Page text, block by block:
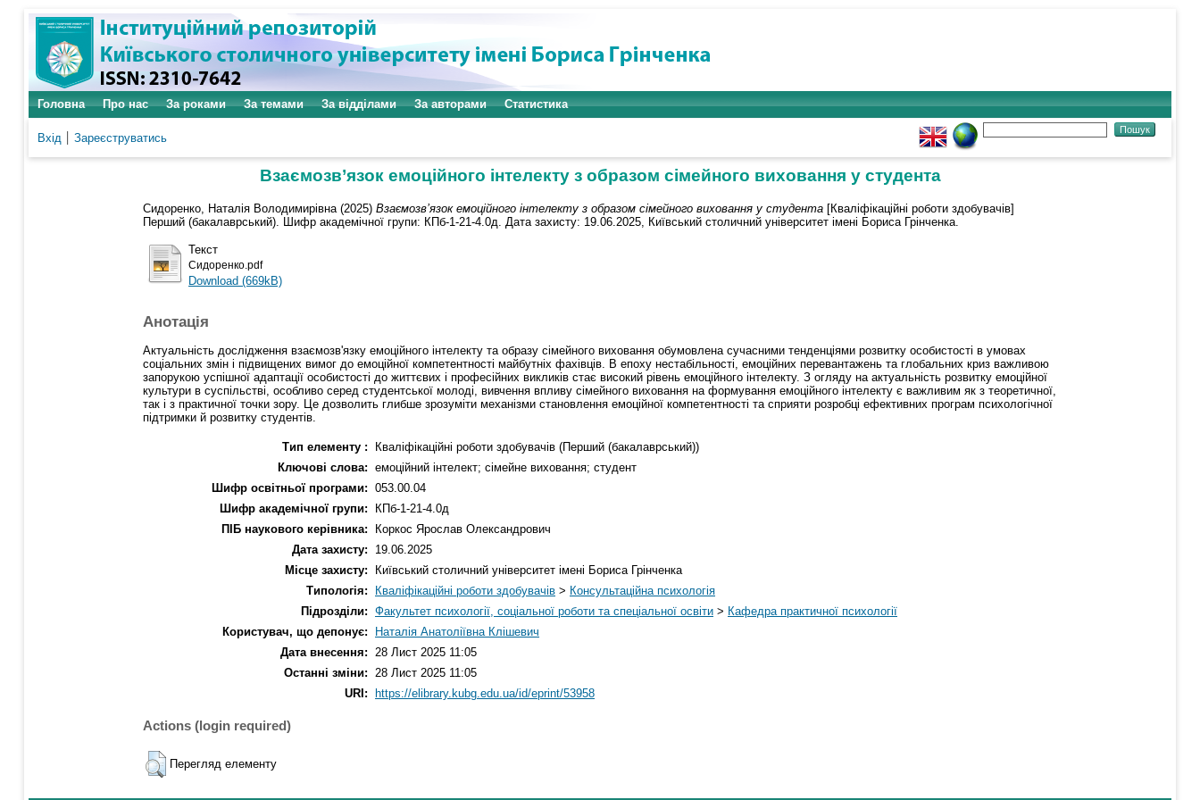
Головна Про нас За роками За темами За відділами За авторами Статистика
Вхід Зареєструватись
Взаємозв’язок емоційного інтелекту з образом сімейного виховання у студента
Сидоренко, Наталія Володимирівна (2025) Взаємозв’язок емоційного інтелекту з образом сімейного виховання у студента [Кваліфікаційні роботи здобувачів]
Перший (бакалаврський). Шифр академічної групи: КПб-1-21-4.0д. Дата захисту: 19.06.2025, Київський столичний університет імені Бориса Грінченка.
Текст
Сидоренко.pdf
Download (669kB)
Анотація
Актуальність дослідження взаємозв'язку емоційного інтелекту та образу сімейного виховання обумовлена сучасними тенденціями розвитку особистості в умовах
соціальних змін і підвищених вимог до емоційної компетентності майбутніх фахівців. В епоху нестабільності, емоційних перевантажень та глобальних криз важливою
запорукою успішної адаптації особистості до життєвих і професійних викликів стає високий рівень емоційного інтелекту. З огляду на актуальність розвитку емоційної
культури в суспільстві, особливо серед студентської молоді, вивчення впливу сімейного виховання на формування емоційного інтелекту є важливим як з теоретичної,
так і з практичної точки зору. Це дозволить глибше зрозуміти механізми становлення емоційної компетентності та сприяти розробці ефективних програм психологічної
підтримки й розвитку студентів.
Тип елементу :
Кваліфікаційні роботи здобувачів (Перший (бакалаврський))
Ключові слова: емоційний інтелект; сімейне виховання; студент
Шифр освітньої програми: 053.00.04
Шифр академічної групи:
КПб-1-21-4.0д
ПІБ наукового керівника:
Коркос Ярослав Олександрович
Дата захисту:
19.06.2025
Місце захисту:
Київський столичний університет імені Бориса Грінченка
Типологія:
Кваліфікаційні роботи здобувачів > Консультаційна психологія
Підрозділи: Факультет психології, соціальної роботи та спеціальної освіти > Кафедра практичної психології
Користувач, що депонує:
Наталія Анатоліївна Клішевич
Дата внесення:
28 Лист 2025 11:05
Останні зміни:
28 Лист 2025 11:05
URI:
https://elibrary.kubg.edu.ua/id/eprint/53958
Actions (login required)
Перегляд елементу